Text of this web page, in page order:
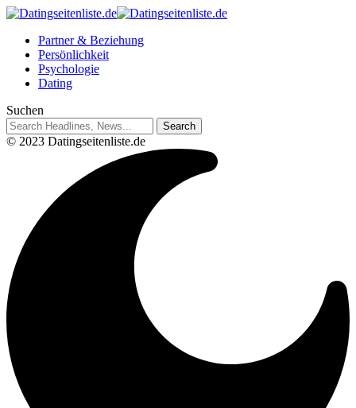
Partner & Beziehung
Persönlichkeit
Psychologie
Dating
Suchen
© 2023 Datingseitenliste.de